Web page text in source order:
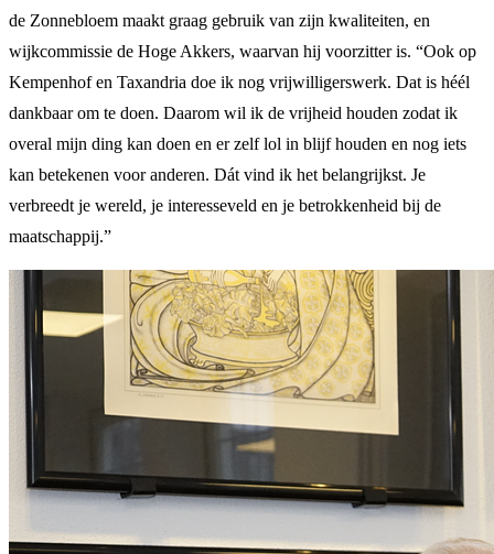
de Zonnebloem maakt graag gebruik van zijn kwaliteiten, en
wijkcommissie de Hoge Akkers, waarvan hij voorzitter is. “Ook op
Kempenhof en Taxandria doe ik nog vrijwilligerswerk. Dat is héél
dankbaar om te doen. Daarom wil ik de vrijheid houden zodat ik
overal mijn ding kan doen en er zelf lol in blijf houden en nog iets
kan betekenen voor anderen. Dát vind ik het belangrijkst. Je
verbreedt je wereld, je interesseveld en je betrokkenheid bij de
maatschappij.”